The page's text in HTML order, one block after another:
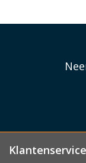
Klantenservice